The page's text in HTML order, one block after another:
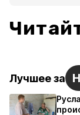
Лучшее за